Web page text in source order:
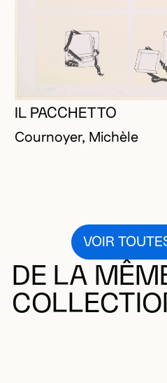
IL PACCHETTO
Cournoyer, Michèle
VOIR
DE LA